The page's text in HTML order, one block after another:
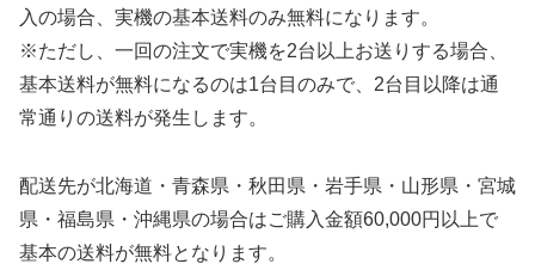
入の場合、実機の基本送料のみ無料になります。
※ただし、一回の注文で実機を2台以上お送りする場合、
基本送料が無料になるのは1台目のみで、2台目以降は通
常通りの送料が発生します。
配送先が北海道・青森県・秋田県・岩手県・山形県・宮城
県・福島県・沖縄県の場合はご購入金額60,000円以上で
基本の送料が無料となります。